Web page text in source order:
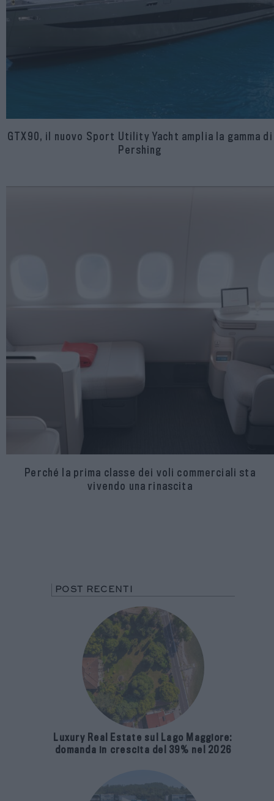
GTX90, il nuovo Sport Utility Yacht amplia la gamma di
Pershing
Perché la prima classe dei voli commerciali sta
vivendo una rinascita
POST RECENTI
Luxury Real Estate sul Lago Maggiore:
domanda in crescita del 39% nel 2026